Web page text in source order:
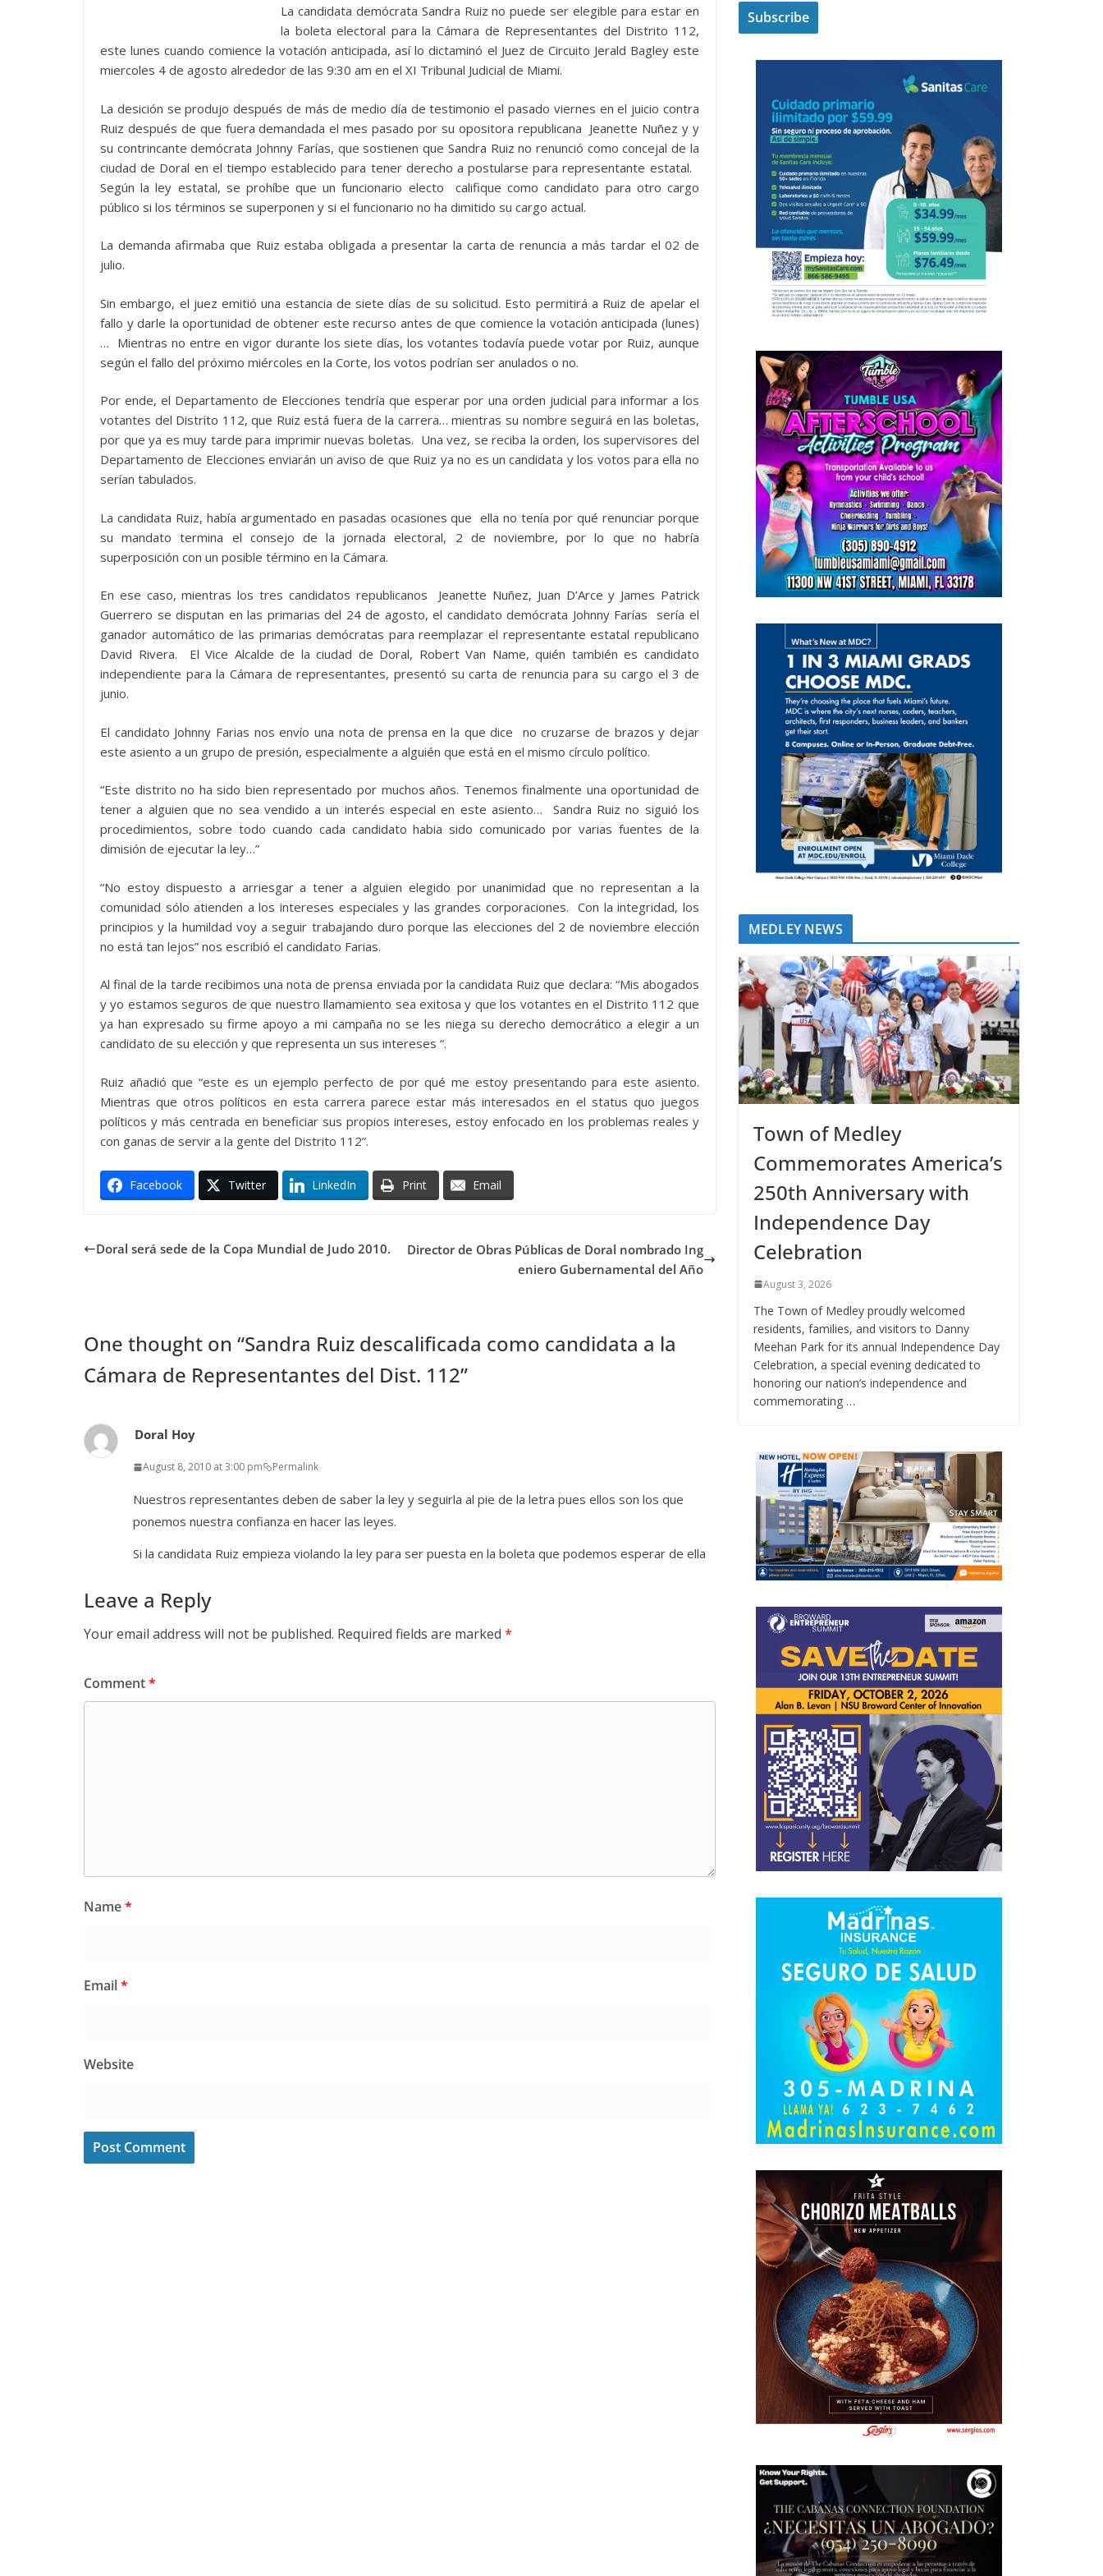
La candidata demócrata Sandra Ruiz no puede ser elegible para estar en
la boleta electoral para la Cámara de Representantes del Distrito 112,
este lunes cuando comience la votación anticipada, así lo dictaminó el Juez de Circuito Jerald Bagley este
miercoles 4 de agosto alrededor de las 9:30 am en el XI Tribunal Judicial de Miami.
La desición se produjo después de más de medio día de testimonio el pasado viernes en el juicio contra
Ruiz después de que fuera demandada el mes pasado por su opositora republicana Jeanette Nuñez y y
su contrincante demócrata Johnny Farías, que sostienen que Sandra Ruiz no renunció como concejal de la
ciudad de Doral en el tiempo establecido para tener derecho a postularse para representante estatal.
Según la ley estatal, se prohíbe que un funcionario electo califique como candidato para otro cargo
público si los términos se superponen y si el funcionario no ha dimitido su cargo actual.
La demanda afirmaba que Ruiz estaba obligada a presentar la carta de renuncia a más tardar el 02 de
julio.
Sin embargo, el juez emitió una estancia de siete días de su solicitud. Esto permitirá a Ruiz de apelar el
fallo y darle la oportunidad de obtener este recurso antes de que comience la votación anticipada (lunes)
… Mientras no entre en vigor durante los siete días, los votantes todavía puede votar por Ruiz, aunque
según el fallo del próximo miércoles en la Corte, los votos podrían ser anulados o no.
Por ende, el Departamento de Elecciones tendría que esperar por una orden judicial para informar a los
votantes del Distrito 112, que Ruiz está fuera de la carrera… mientras su nombre seguirá en las boletas,
por que ya es muy tarde para imprimir nuevas boletas. Una vez, se reciba la orden, los supervisores del
Departamento de Elecciones enviarán un aviso de que Ruiz ya no es un candidata y los votos para ella no
serían tabulados.
La candidata Ruiz, había argumentado en pasadas ocasiones que ella no tenía por qué renunciar porque
su mandato termina el consejo de la jornada electoral, 2 de noviembre, por lo que no habría
superposición con un posible término en la Cámara.
En ese caso, mientras los tres candidatos republicanos Jeanette Nuñez, Juan D’Arce y James Patrick
Guerrero se disputan en las primarias del 24 de agosto, el candidato demócrata Johnny Farías sería el
ganador automático de las primarias demócratas para reemplazar el representante estatal republicano
David Rivera. El Vice Alcalde de la ciudad de Doral, Robert Van Name, quién también es candidato
independiente para la Cámara de representantes, presentó su carta de renuncia para su cargo el 3 de
junio.
El candidato Johnny Farias nos envío una nota de prensa en la que dice no cruzarse de brazos y dejar
este asiento a un grupo de presión, especialmente a alguién que está en el mismo círculo político.
“Este distrito no ha sido bien representado por muchos años. Tenemos finalmente una oportunidad de
tener a alguien que no sea vendido a un interés especial en este asiento… Sandra Ruiz no siguió los
procedimientos, sobre todo cuando cada candidato habia sido comunicado por varias fuentes de la
dimisión de ejecutar la ley…”
“No estoy dispuesto a arriesgar a tener a alguien elegido por unanimidad que no representan a la
comunidad sólo atienden a los intereses especiales y las grandes corporaciones. Con la integridad, los
principios y la humildad voy a seguir trabajando duro porque las elecciones del 2 de noviembre elección
no está tan lejos” nos escribió el candidato Farias.
Al final de la tarde recibimos una nota de prensa enviada por la candidata Ruiz que declara: “Mis abogados
y yo estamos seguros de que nuestro llamamiento sea exitosa y que los votantes en el Distrito 112 que
ya han expresado su firme apoyo a mi campaña no se les niega su derecho democrático a elegir a un
candidato de su elección y que representa un sus intereses “.
Ruiz añadió que “este es un ejemplo perfecto de por qué me estoy presentando para este asiento.
Mientras que otros políticos en esta carrera parece estar más interesados en el status quo juegos
políticos y más centrada en beneficiar sus propios intereses, estoy enfocado en los problemas reales y
con ganas de servir a la gente del Distrito 112”.
Facebook Twitter LinkedIn Print Email
Doral será sede de la Copa Mundial de Judo 2010.
Director de Obras Públicas de Doral nombrado Ing
eniero Gubernamental del Año
One thought on “Sandra Ruiz descalificada como candidata a la
Cámara de Representantes del Dist. 112”
Doral Hoy
August 8, 2010 at 3:00 pm Permalink
Nuestros representantes deben de saber la ley y seguirla al pie de la letra pues ellos son los que
ponemos nuestra confianza en hacer las leyes.
Si la candidata Ruiz empieza violando la ley para ser puesta en la boleta que podemos esperar de ella
Leave a Reply
Your email address will not be published. Required fields are marked *
Comment*
Name*
Email*
Website
MEDLEY NEWS
Town of Medley
Commemorates America’s
250th Anniversary with
Independence Day
Celebration
August 3, 2026
The Town of Medley proudly welcomed
residents, families, and visitors to Danny
Meehan Park for its annual Independence Day
Celebration, a special evening dedicated to
honoring our nation’s independence and
commemorating …